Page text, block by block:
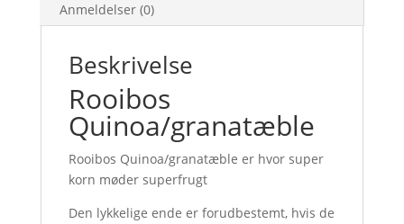
Anmeldelser (0)
Beskrivelse
Rooibos
Quinoa/granatæble
Rooibos Quinoa/granatæble er hvor super
korn møder superfrugt
Den lykkelige ende er forudbestemt, hvis de